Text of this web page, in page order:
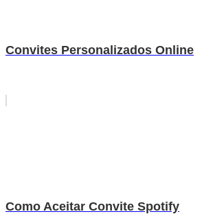
Convites Personalizados Online
Como Aceitar Convite Spotify